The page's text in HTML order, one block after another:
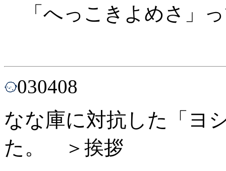
「へっこきよめさ」
030408
なな庫に対抗した「ヨ
た。
＞挨拶